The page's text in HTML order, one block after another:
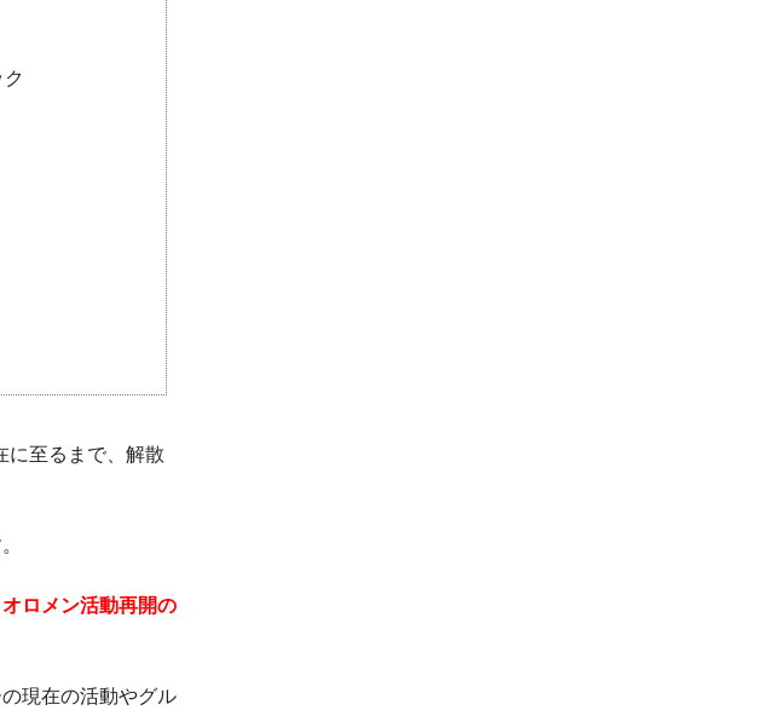
に至るまで、解散
オロメン活動再開の
現在の活動やグル